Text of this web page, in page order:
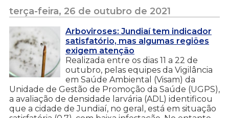
terça-feira, 26 de outubro de 2021
Arboviroses: Jundiaí tem indicador
satisfatório, mas algumas regiões
exigem atenção
Realizada entre os dias 11 a 22 de
outubro, pelas equipes da Vigilância
em Saúde Ambiental (Visam) da
Unidade de Gestão de Promoção da Saúde (UGPS),
a avaliação de densidade larvária (ADL) identificou
que a cidade de Jundiaí, no geral, está em situação